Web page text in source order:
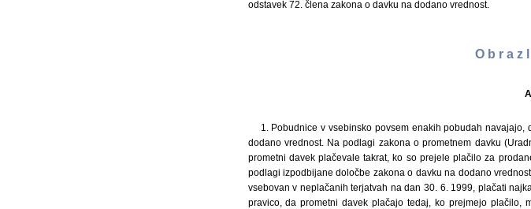
odstavek 72. člena zakona o davku na dodano vrednost.
O b r a z
1. Pobudnice v vsebinsko povsem enakih pobudah
dodano vrednost. Na podlagi zakona o prometnem davku
prometni davek plačevale takrat, ko so prejele plačilo za
podlagi izpodbijane določbe zakona o davku na dodano
vsebovan v neplačanih terjatvah na dan 30. 6. 1999, plačati
pravico, da prometni davek plačajo tedaj, ko prejmejo plačilo,